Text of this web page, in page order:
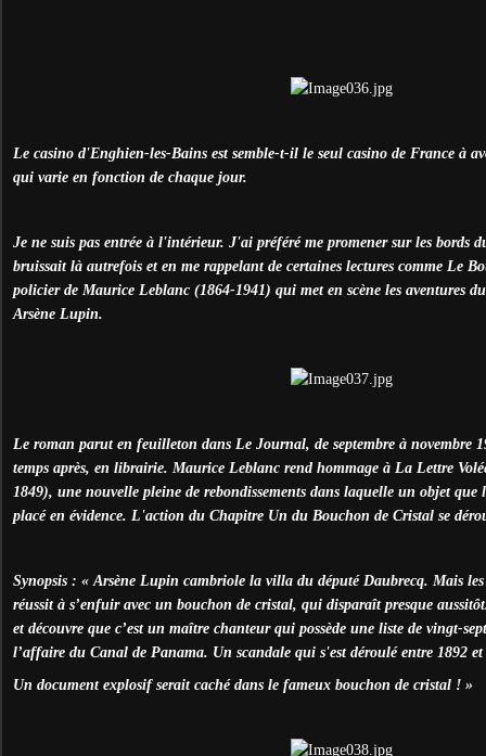
Le casino d'Enghien-les-Bains est semble-t-il le seul casino de France à
qui varie en fonction de chaque jour.
Je ne suis pas entrée à l'intérieur. J'ai préféré me promener sur les bords
bruissait là autrefois et en me rappelant de certaines lectures comme Le
policier de Maurice Leblanc (1864-1941) qui met en scène les aventures
Arsène Lupin.
Le roman parut en feuilleton dans Le Journal, de septembre à novembre
temps après, en librairie. Maurice Leblanc rend hommage à La Lettre
1849), une nouvelle pleine de rebondissements dans laquelle un objet que
placé en évidence. L'action du Chapitre Un du Bouchon de Cristal se
Synopsis : « Arsène Lupin cambriole la villa du député Daubrecq. Mais
réussit à s’enfuir avec un bouchon de cristal, qui disparaît presque
et découvre que c’est un maître chanteur qui possède une liste de vingt-
l’affaire du Canal de Panama. Un scandale qui s'est déroulé entre 1892 et
Un document explosif serait caché dans le fameux bouchon de cristal ! »